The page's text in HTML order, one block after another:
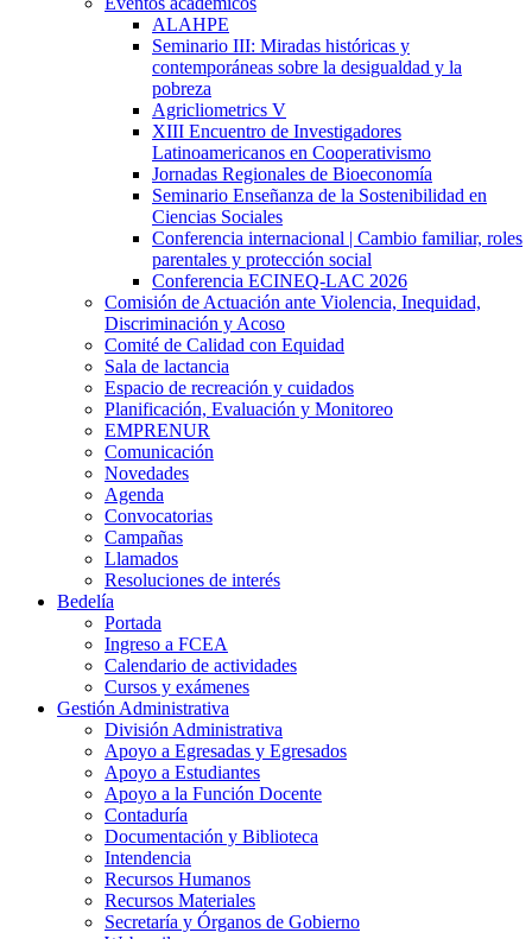
ALAHPE
Seminario III: Miradas históricas y
contemporáneas sobre la desigualdad y la
pobreza
Agricliometrics V
XIII Encuentro de Investigadores
Latinoamericanos en Cooperativismo
Jornadas Regionales de Bioeconomía
Seminario Enseñanza de la Sostenibilidad en
Ciencias Sociales
Conferencia internacional | Cambio familiar, roles
parentales y protección social
Conferencia ECINEQ-LAC 2026
Comisión de Actuación ante Violencia, Inequidad,
Discriminación y Acoso
Comité de Calidad con Equidad
Sala de lactancia
Espacio de recreación y cuidados
Planificación, Evaluación y Monitoreo
EMPRENUR
Comunicación
Novedades
Agenda
Convocatorias
Campañas
Llamados
Resoluciones de interés
Bedelía
Portada
Ingreso a FCEA
Calendario de actividades
Cursos y exámenes
Gestión Administrativa
División Administrativa
Apoyo a Egresadas y Egresados
Apoyo a Estudiantes
Apoyo a la Función Docente
Contaduría
Documentación y Biblioteca
Intendencia
Recursos Humanos
Recursos Materiales
Secretaría y Órganos de Gobierno